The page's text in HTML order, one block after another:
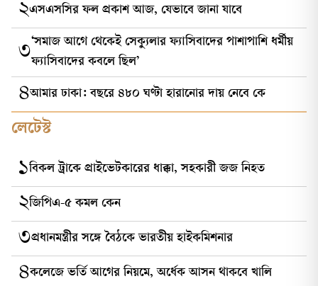
২এসএসসির ফল প্রকাশ আজ, যেভাবে জানা যাবে
৩‘সমাজ আগে থেকেই সেক্যুলার ফ্যাসিবাদের পাশাপাশি ধর্মীয়
ফ্যাসিবাদের কবলে ছিল’
৪আমার ঢাকা: বছরে ৪৮০ ঘণ্টা হারানোর দায় নেবে কে
লেটেস্ট
১বিকল ট্রাকে প্রাইভেটকারের ধাক্কা, সহকারী জজ নিহত
২জিপিএ-৫ কমল কেন
৩প্রধানমন্ত্রীর স‌ঙ্গে বৈঠকে ভারতীয় হাইকমিশনার
৪কলেজে ভর্তি আগের নিয়মে, অর্ধেক আসন থাকবে খালি